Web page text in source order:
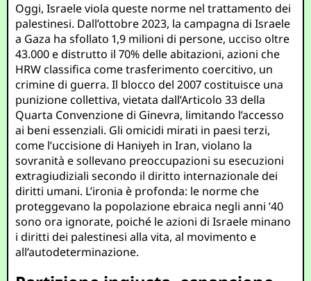
Oggi, Israele viola queste norme nel trattamento dei
palestinesi. Dall’ottobre 2023, la campagna di Israele
a Gaza ha sfollato 1,9 milioni di persone, ucciso oltre
43.000 e distrutto il 70% delle abitazioni, azioni che
HRW classifica come trasferimento coercitivo, un
crimine di guerra. Il blocco del 2007 costituisce una
punizione collettiva, vietata dall’Articolo 33 della
Quarta Convenzione di Ginevra, limitando l’accesso
ai beni essenziali. Gli omicidi mirati in paesi terzi,
come l’uccisione di Haniyeh in Iran, violano la
sovranità e sollevano preoccupazioni su esecuzioni
extragiudiziali secondo il diritto internazionale dei
diritti umani. L’ironia è profonda: le norme che
proteggevano la popolazione ebraica negli anni ’40
sono ora ignorate, poiché le azioni di Israele minano
i diritti dei palestinesi alla vita, al movimento e
all’autodeterminazione.